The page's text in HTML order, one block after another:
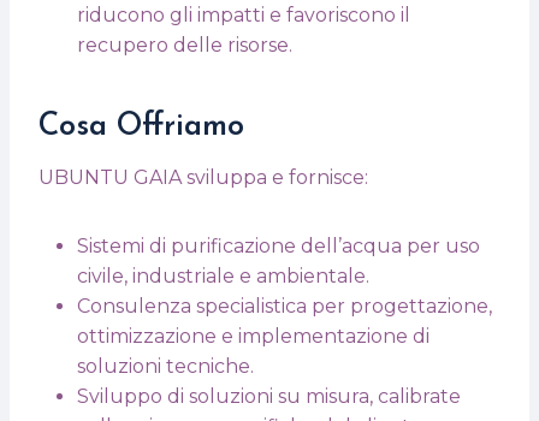
riducono gli impatti e favoriscono il
recupero delle risorse.
Cosa Offriamo
UBUNTU GAIA sviluppa e fornisce:
Sistemi di purificazione dell’acqua per uso
civile, industriale e ambientale.
Consulenza specialistica per progettazione,
ottimizzazione e implementazione di
soluzioni tecniche.
Sviluppo di soluzioni su misura, calibrate